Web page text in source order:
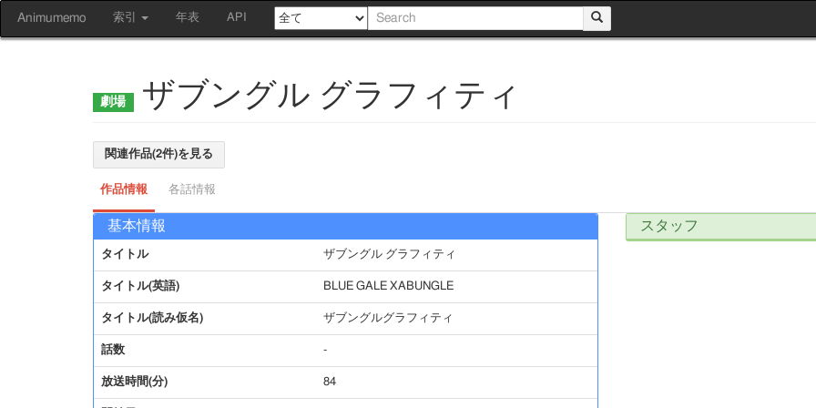
Animumemo 索引 年表 API
ザブングル グラフィティ
関連作品(2件)を見る
作品情報 各話情報
基本情報
タイトル ザブングル グラフィティ
タイトル(英語) BLUE GALE XABUNGLE
タイトル(読み仮名) ザブングルグラフィティ
話数 -
放送時間(分) 84
スタッフ